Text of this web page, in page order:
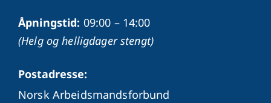
Åpningstid: 09:00 – 14:00
(Helg og helligdager stengt)
Postadresse:
Norsk Arbeidsmandsforbund